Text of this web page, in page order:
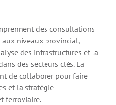
des consultations
aux niveaux provincial,
des infrastructures et la
des secteurs clés. La
de collaborer pour faire
et la stratégie
ferroviaire.